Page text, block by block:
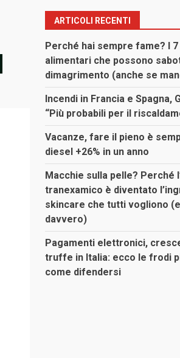
ARTICOLI RECENTI
Perché hai sempre fame? I
alimentari che possono
dimagrimento (anche se
Incendi in Francia e Spagna,
“Più probabili per il
Vacanze, fare il pieno è
diesel +26% in un anno
Macchie sulla pelle? Perché
tranexamico è diventato
skincare che tutti vogliono
davvero)
Pagamenti elettronici,
truffe in Italia: ecco le frodi
come difendersi